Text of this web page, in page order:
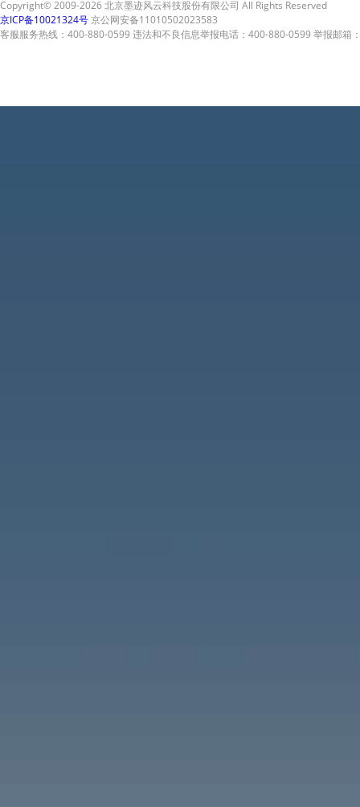
Copyright© 2009-2026 北京墨迹风云科技股份有限公司 All Rights Reserved
京ICP备10021324号京公网安备11010502023583
客服服务热线：400-880-0599 违法和不良信息举报电话：400-880-0599 举报邮箱